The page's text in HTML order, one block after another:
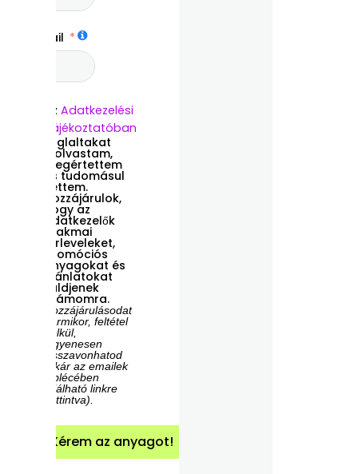
Email
AzAdatkezelési
Tájékoztatóban
foglaltakat
elolvastam,
megértettem
és tudomásul
vettem.
Hozzájárulok,
hogy az
Adatkezelők
szakmai
hírleveleket,
promóciós
anyagokat és
ajánlatokat
küldjenek
számomra.
Hozzájárulásodat
bármikor, feltétel
nélkül,
ingyenesen
visszavonhatod
(akár az emailek
láblécében
található linkre
kattintva).
Kérem az anyagot!